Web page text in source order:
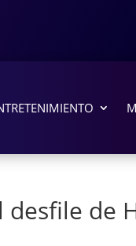
desfile de